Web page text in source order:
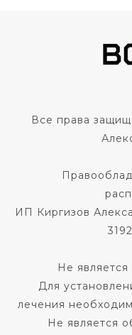
Все права
ИП Киргизов
Не
Для
лечения
Не является